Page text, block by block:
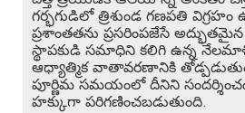
గర్భగుడిలో త్రిశుండ గణపతి విగ్రహం
ప్రశాంతతను ప్రసరింపజేసే
స్థాపకుడి సమాధిని కలిగి ఉన్న
ఆధ్యాత్మిక వాతావరణానికి
పూర్ణిమ సమయంలో దీనిని
హక్కుగా పరిగణించబడుతుంది.